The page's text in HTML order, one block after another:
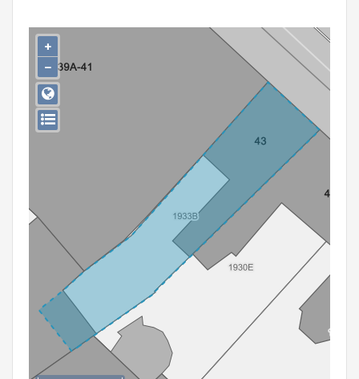
Gebeurtenis
Persoon of collectief
Downloads
+
−